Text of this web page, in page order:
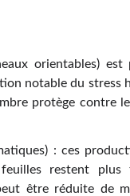
orientables)
notable du stress
protège contre
: ces
restent plus
être réduite de